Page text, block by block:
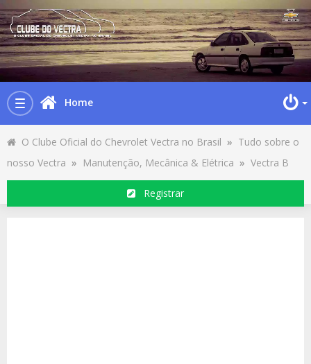
Toggle
navigation
Home
O Clube Oficial do Chevrolet Vectra no Brasil » Tudo sobre o
nosso Vectra » Manutenção, Mecânica & Elétrica » Vectra B
Registrar